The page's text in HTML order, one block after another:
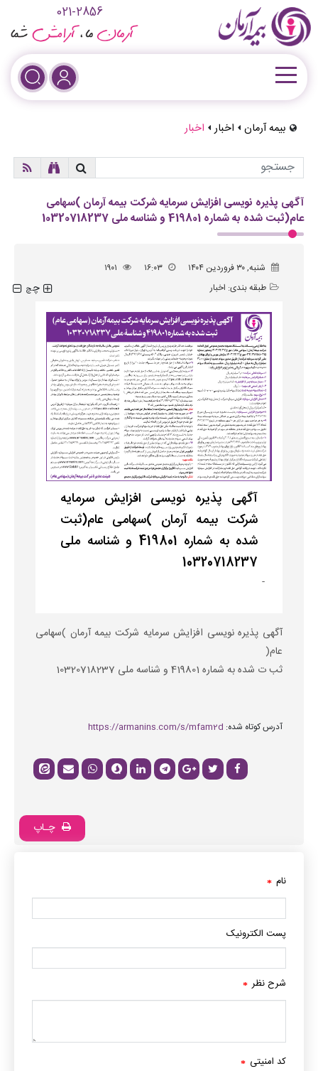
021-2856
بیمه آرمان اخبار اخبار
آگهی پذیره نویسی افزایش سرمایه شرکت بیمه آرمان )سهامی
عام(ثبت شده به شماره 419801 و شنا‌سه ملی 10320718237
شنبه, ۳۰ فروردین ۱۴۰۴ ۱۶:۰۳
۱۹۰۱
طبقه بندی: اخبار چچ
آگهی پذیره نویسی افزایش سرمایه
شرکت بیمه آرمان )سهامی عام(ثبت
شده به شماره 419801 و شنا‌سه ملی
10320718237
-
آگهی پذیره نویسی افزایش سرمایه شرکت بیمه آرمان )سهامی
عام(
ثب ت شده به شماره 419801 و شناسه ملی 10320718237
آدرس کوتاه شده: https://armanins.com/s/mfam2d
چـاپ
نام *
پست الکترونیک
شرح نظر *
کد امنیتی *